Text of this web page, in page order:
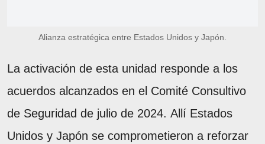
Alianza estratégica entre Estados Unidos y Japón.
La activación de esta unidad responde a los
acuerdos alcanzados en el Comité Consultivo
de Seguridad de julio de 2024. Allí Estados
Unidos y Japón se comprometieron a reforzar